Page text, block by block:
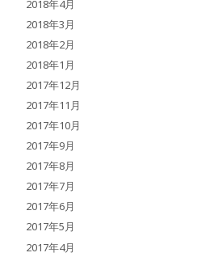
2018年4月
2018年3月
2018年2月
2018年1月
2017年12月
2017年11月
2017年10月
2017年9月
2017年8月
2017年7月
2017年6月
2017年5月
2017年4月